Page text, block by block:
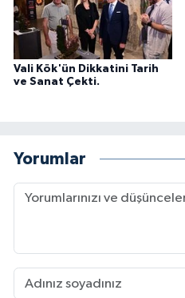
Vali Kök'ün Dikkatini Tarih
ve Sanat Çekti.
Yorumlar